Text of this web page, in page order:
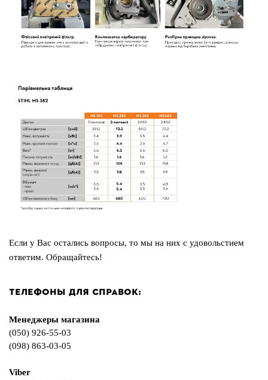
Если у Вас остались вопросы, то мы на них с удовольстием
ответим. Обращайтесь!
Телефоны для справок:
Менеджеры магазина
(050) 926-55-03
(098) 863-03-05
Viber